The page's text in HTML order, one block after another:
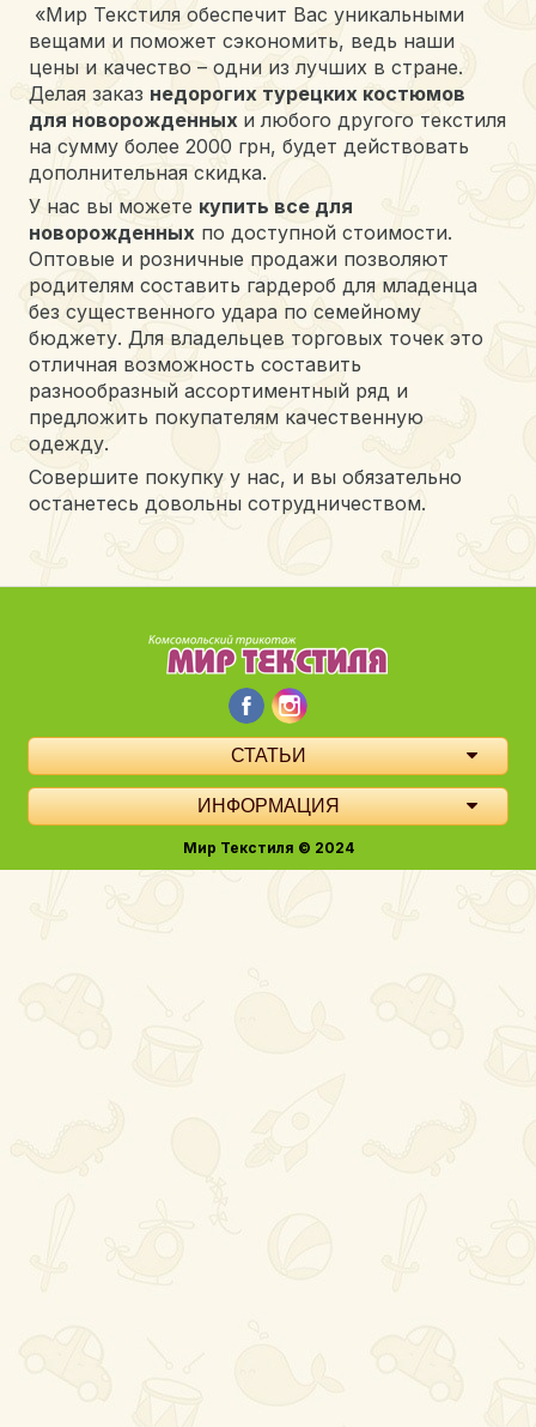
«Мир Текстиля обеспечит Вас уникальными
вещами и поможет сэкономить, ведь наши
цены и качество – одни из лучших в стране.
Делая заказ недорогих турецких костюмов
для новорожденных и любого другого текстиля
на сумму более 2000 грн, будет действовать
дополнительная скидка.
У нас вы можете купить все для
новорожденных по доступной стоимости.
Оптовые и розничные продажи позволяют
родителям составить гардероб для младенца
без существенного удара по семейному
бюджету. Для владельцев торговых точек это
отличная возможность составить
разнообразный ассортиментный ряд и
предложить покупателям качественную
одежду.
Совершите покупку у нас, и вы обязательно
останетесь довольны сотрудничеством.
СТАТЬИ
ИНФОРМАЦИЯ
Мир Текстиля © 2024